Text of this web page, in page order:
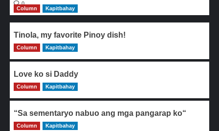
0
Column
Kapitbahay
Tinola, my favorite Pinoy dish!
0
Column Kapitbahay
Love ko si Daddy
0
Column Kapitbahay
“Sa sementaryo nabuo ang mga pangarap ko“
0
Column Kapitbahay